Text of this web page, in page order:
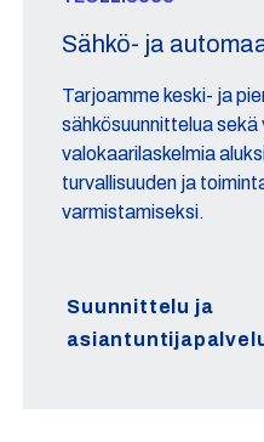
Sähkö- ja
Tarjoamme keski- ja
sähkösuunnittelua
valokaarilaskelmia
turvallisuuden ja
varmistamiseksi.
Suunnittelu ja